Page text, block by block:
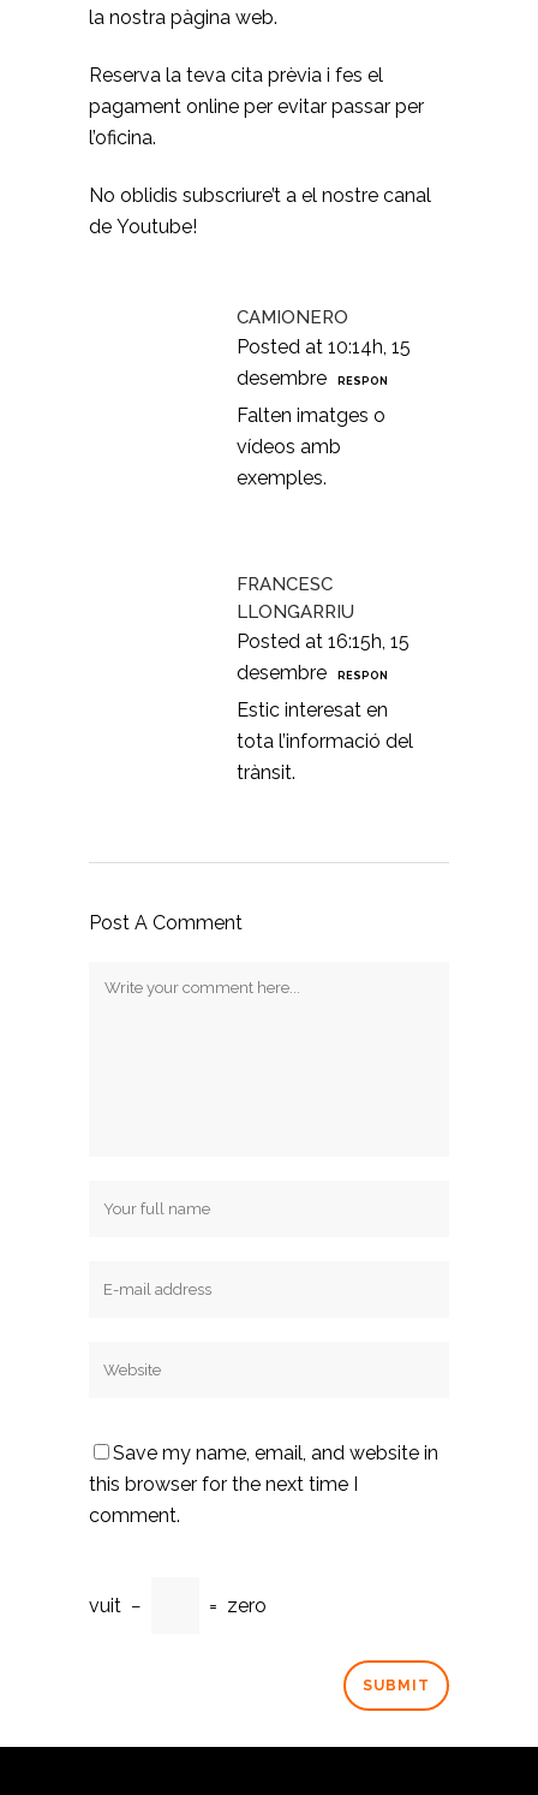
la nostra pàgina web.
Reserva la teva cita prèvia i fes el
pagament online per evitar passar per
l’oficina.
No oblidis subscriure’t a el nostre canal
de Youtube!
CAMIONERO
Posted at 10:14h, 15
desembre
RESPON
Falten imatges o
vídeos amb
exemples.
FRANCESC
LLONGARRIU
Posted at 16:15h, 15
desembre
RESPON
Estic interesat en
tota l’informació del
trànsit.
Post A Comment
Save my name, email, and website in
this browser for the next time I
comment.
vuit − = zero